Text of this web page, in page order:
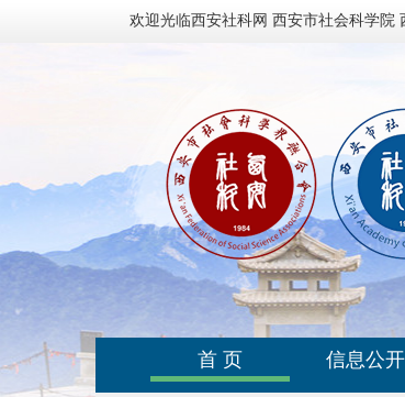
欢迎光临西安社科网 西安市社会科学院
首 页 信息公开